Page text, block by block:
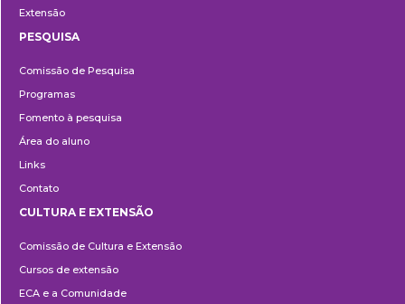
Extensão
PESQUISA
Comissão de Pesquisa
Programas
Fomento à pesquisa
Área do aluno
Links
Contato
e
Extensão
CULTURA E EXTENSÃO
Comissão de Cultura e Extensão
Cursos de extensão
ECA e a Comunidade